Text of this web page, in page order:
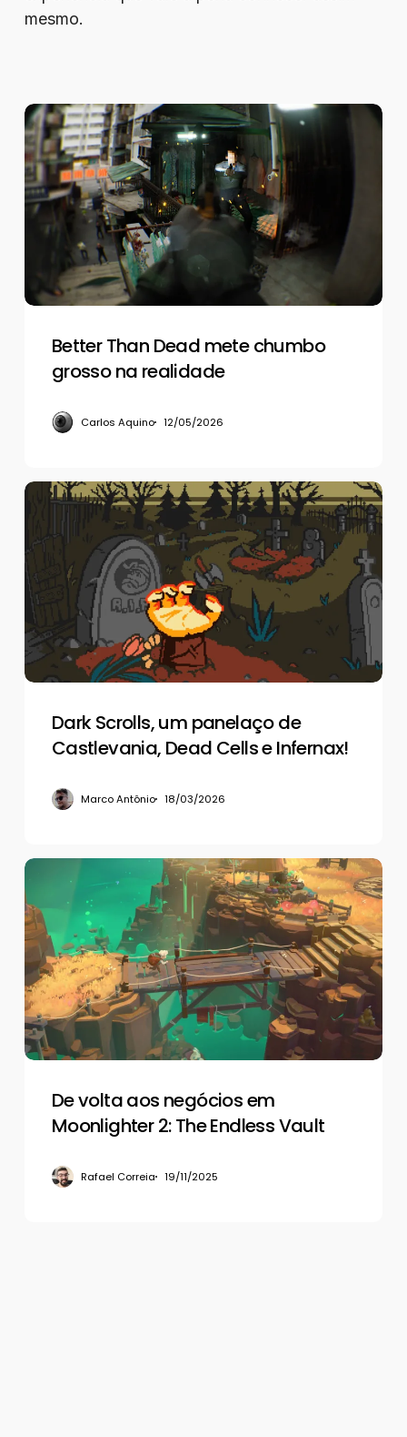
mesmo.
Better
Than
Dead
mete
chumbo
grosso
realidade
Better Than Dead mete chumbo
grosso na realidade
Carlos Aquino 12/05/2026
Dark
um
panelaço
de
Castlevania,
Dead
Cells
e
Dark Scrolls, um panelaço de
Castlevania, Dead Cells e Infernax!
Marco Antônio 18/03/2026
De
volta
aos
negócios
em
Moonlighter
2:
The
Endless
De volta aos negócios em
Moonlighter 2: The Endless Vault
Rafael Correia 19/11/2025